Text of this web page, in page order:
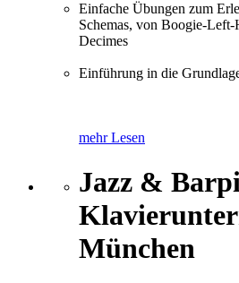
Einfache Übungen zum
Schemas, von Boogie-Left-
Decimes
Einführung in die
mehr Lesen
Jazz &
München